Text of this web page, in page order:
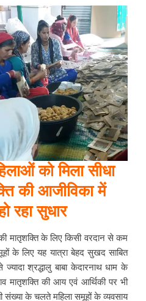
को मिला सीधा
की आजीविका में
रहा सुधार
मातृशक्ति के लिए किसी वरदान से कम
के लिए यह यात्रा बेहद सुखद साबित
श्रद्धालु बाबा केदारनाथ धाम के
मातृशक्ति की आय एवं आर्थिकी पर भी
संख्या के चलते महिला समूहों के व्यवसाय